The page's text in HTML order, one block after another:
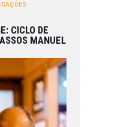
CICLO DE
MANUEL